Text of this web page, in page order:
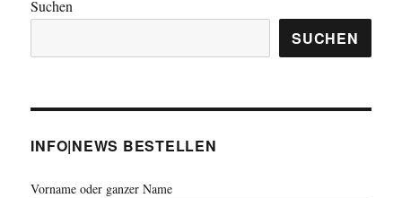
Suchen
SUCHEN
INFO|NEWS BESTELLEN
Vorname oder ganzer Name